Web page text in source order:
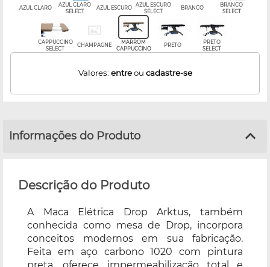
AZUL CLARO
AZUL CLARO
SELECT
AZUL ESCURO
AZUL ESCURO
SELECT
BRANCO
BRANCO
SELECT
CAPPUCCINO
SELECT
CHAMPAGNE
MARROM
CAPPUCCINO
PRETO
PRETO
SELECT
Valores: entreou cadastre-se
Informações do Produto
Descrição do Produto
A Maca Elétrica Drop Arktus, também
conhecida como mesa de Drop, incorpora
conceitos modernos em sua fabricação.
Feita em aço carbono 1020 com pintura